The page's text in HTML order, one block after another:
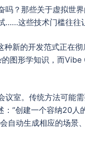
吗？那些关于虚拟世
……这些技术门槛往往
新的开发范式正在
图形学知识，而
议室。传统方法可能
”创建一个容纳20人
自动生成相应的场景